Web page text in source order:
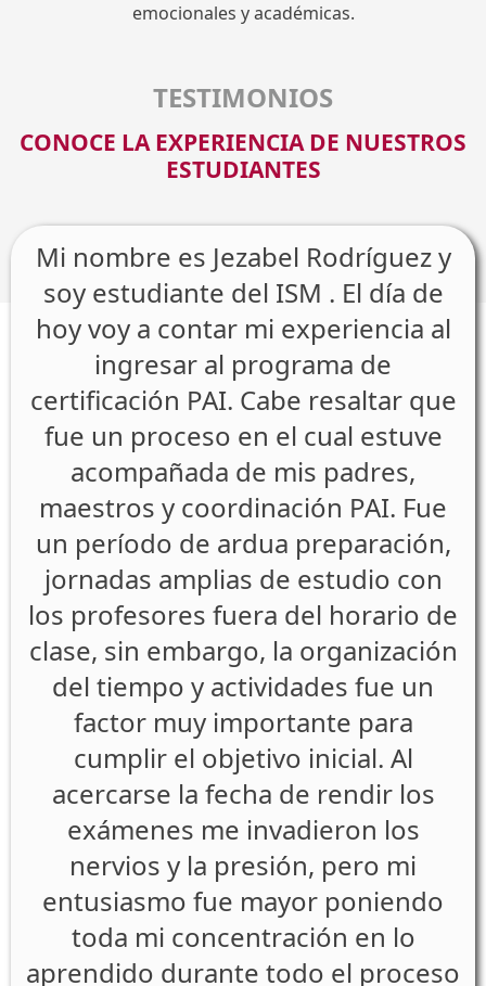
emocionales y académicas.
TESTIMONIOS
CONOCE LA EXPERIENCIA DE NUESTROS
ESTUDIANTES
Mi nombre es Jezabel Rodríguez y
soy estudiante del ISM . El día de
hoy voy a contar mi experiencia al
ingresar al programa de
certificación PAI. Cabe resaltar que
fue un proceso en el cual estuve
acompañada de mis padres,
maestros y coordinación PAI. Fue
un período de ardua preparación,
jornadas amplias de estudio con
los profesores fuera del horario de
clase, sin embargo, la organización
del tiempo y actividades fue un
factor muy importante para
cumplir el objetivo inicial. Al
acercarse la fecha de rendir los
exámenes me invadieron los
nervios y la presión, pero mi
entusiasmo fue mayor poniendo
toda mi concentración en lo
aprendido durante todo el proceso